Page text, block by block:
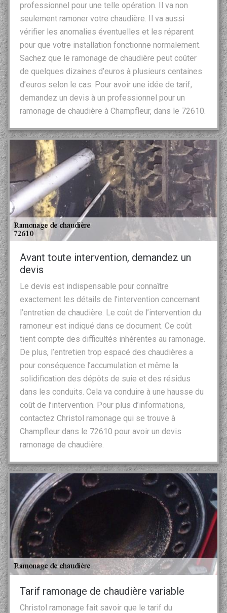
professionnel pour une telle opération. Il va non
seulement ramoner votre chaudière. Il va aussi
vérifier les anomalies éventuelles et les réparent
pour que votre installation fonctionne normalement.
Sachez que le ramonage de chaudière peut coûter
de quelques dizaines d’euros à plusieurs centaines
d’euros selon le cas. Pour avoir une idée de tarif,
demandez un devis à un professionnel pour un
ramonage de chaudière à Champfleur, dans le 72610.
Avant toute intervention, demandez un
devis
Le devis est indispensable pour connaître
exactement les détails de l’intervention concernant
l’entretien de chaudière. Le coût de l’intervention du
ramoneur est indiqué dans ce document. Ce coût
tient compte des difficultés inhérentes au ramonage.
De plus, l’entretien trop espacé des chaudières a
pour conséquence l’accumulation et même la
solidification des dépôts de suie et des résidus
dans les conduits. Cela va conduire à une hausse du
coût de l’intervention. Pour plus d’informations,
contactez Christol ramonage qui se trouve à
Champfleur dans le 72610 pour avoir un devis
ramonage de chaudière.
Tarif ramonage de chaudière variable
Christol ramonage fait savoir que le tarif du